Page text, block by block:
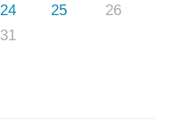
24 25
26
31